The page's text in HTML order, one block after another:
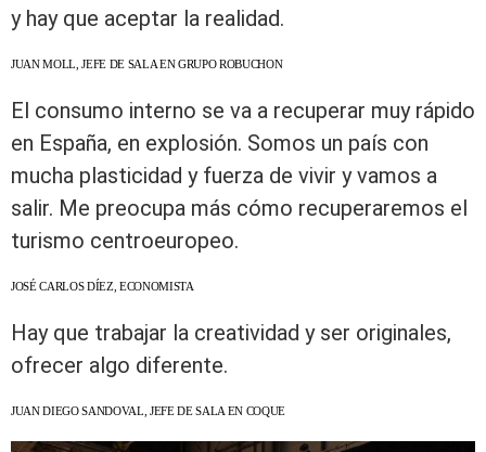
y hay que aceptar la realidad.
JUAN MOLL, JEFE DE SALA EN GRUPO ROBUCHON
El consumo interno se va a recuperar muy rápido
en España, en explosión. Somos un país con
mucha plasticidad y fuerza de vivir y vamos a
salir. Me preocupa más cómo recuperaremos el
turismo centroeuropeo.
JOSÉ CARLOS DÍEZ, ECONOMISTA
Hay que trabajar la creatividad y ser originales,
ofrecer algo diferente.
JUAN DIEGO SANDOVAL, JEFE DE SALA EN COQUE